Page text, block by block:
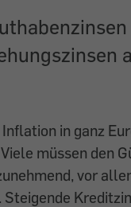
in ganz
müssen den
vor